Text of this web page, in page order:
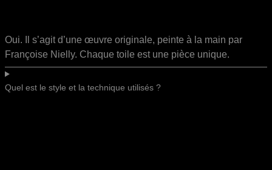
Oui. Il s’agit d’une œuvre originale, peinte à la main par
Françoise Nielly. Chaque toile est une pièce unique.
Quel est le style et la technique utilisés ?